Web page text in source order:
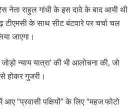
नेता राहुल गांधी के इस दावे के बाद आयी थी
टीएमसी के साथ सीट बंटवारे पर चर्चा चल
जाएगा।
न्याय यात्रा’ की भी आलोचना की, जो
होकर गुजरी।
“प्रवासी पक्षियों” के लिए “महज फोटो